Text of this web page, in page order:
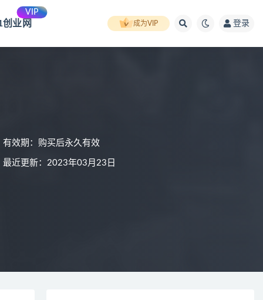
创业网
VIP
成为VIP 登录
有效期：购买后永久有效
最近更新：2023年03月23日